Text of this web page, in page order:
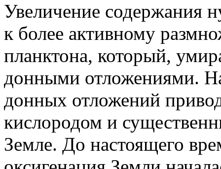
Увеличение содержания
к более активному
планктона, который,
донными отложениями.
донных отложений
кислородом и
Земле. До настоящего